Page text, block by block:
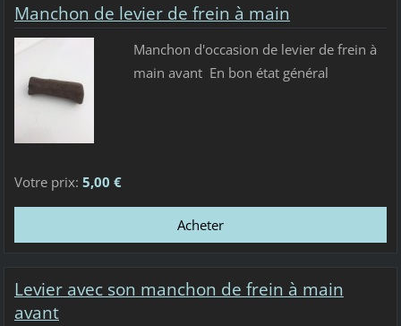
Manchon de levier de frein à main
Manchon d'occasion de levier de frein à
main avant En bon état général
Votre prix: 5,00 €
Levier avec son manchon de frein à main
avant